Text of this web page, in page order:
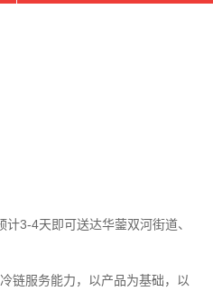
3-4天即可送达华蓥双河街道、
链服务能力，以产品为基础，以